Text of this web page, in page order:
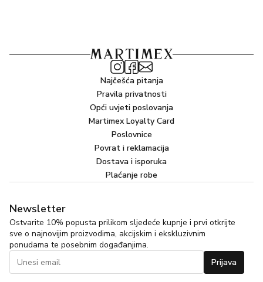
Najčešća pitanja
Pravila privatnosti
Opći uvjeti poslovanja
Martimex Loyalty Card
Poslovnice
Povrat i reklamacija
Dostava i isporuka
Plaćanje robe
Newsletter
Ostvarite 10% popusta prilikom sljedeće kupnje i prvi otkrijte
sve o najnovijim proizvodima, akcijskim i ekskluzivnim
ponudama te posebnim događanjima.
Prijava